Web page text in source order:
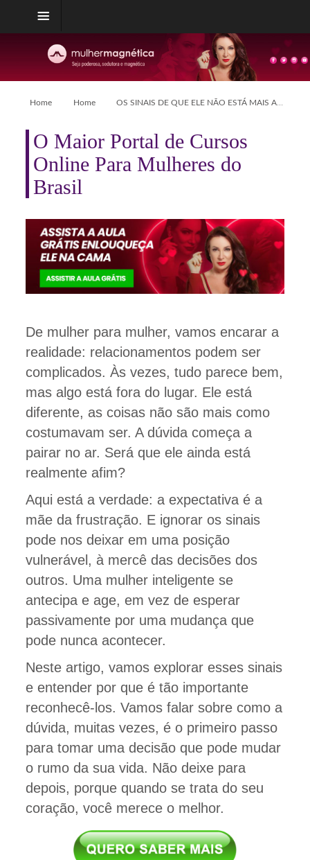
Home Home OS SINAIS DE QUE ELE NÃO ESTÁ MAIS AFIM
O Maior Portal de Cursos
Online Para Mulheres do
Brasil
De mulher para mulher, vamos encarar a
realidade: relacionamentos podem ser
complicados. Às vezes, tudo parece bem,
mas algo está fora do lugar. Ele está
diferente, as coisas não são mais como
costumavam ser. A dúvida começa a
pairar no ar. Será que ele ainda está
realmente afim?
Aqui está a verdade: a expectativa é a
mãe da frustração. E ignorar os sinais
pode nos deixar em uma posição
vulnerável, à mercê das decisões dos
outros. Uma mulher inteligente se
antecipa e age, em vez de esperar
passivamente por uma mudança que
pode nunca acontecer.
Neste artigo, vamos explorar esses sinais
e entender por que é tão importante
reconhecê-los. Vamos falar sobre como a
dúvida, muitas vezes, é o primeiro passo
para tomar uma decisão que pode mudar
o rumo da sua vida. Não deixe para
depois, porque quando se trata do seu
coração, você merece o melhor.